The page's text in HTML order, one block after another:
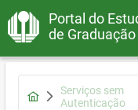
Portal do
de Graduação
Serviços sem
Autenticação